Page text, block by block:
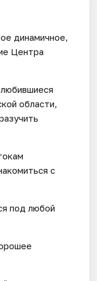
динамичное,
Центра
области,
с
под любой